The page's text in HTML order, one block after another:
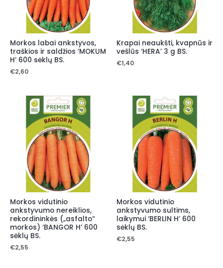
Morkos labai ankstyvos,
traškios ir saldžios ‘MOKUM
H’ 600 sėklų BS.
€2,60
Krapai neaukšti, kvapnūs ir
vešlūs ‘HERA’ 3 g BS.
€1,40
Morkos vidutinio
ankstyvumo nereiklios,
rekordininkės („asfalto“
morkos) ‘BANGOR H’ 600
sėklų BS.
€2,55
Morkos vidutinio
ankstyvumo sultims,
laikymui ‘BERLIN H’ 600
sėklų BS.
€2,55